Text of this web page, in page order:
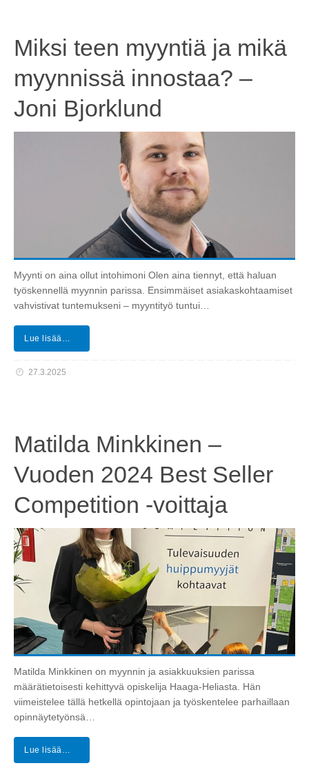
Miksi teen myyntiä ja mikä
myynnissä innostaa? –
Joni Bjorklund
Myynti on aina ollut intohimoni Olen aina tiennyt, että haluan
työskennellä myynnin parissa. Ensimmäiset asiakaskohtaamiset
vahvistivat tuntemukseni – myyntityö tuntui…
Lue lisää…
27.3.2025
Matilda Minkkinen –
Vuoden 2024 Best Seller
Competition -voittaja
Matilda Minkkinen on myynnin ja asiakkuuksien parissa
määrätietoisesti kehittyvä opiskelija Haaga-Heliasta. Hän
viimeistelee tällä hetkellä opintojaan ja työskentelee parhaillaan
opinnäytetyönsä…
Lue lisää…